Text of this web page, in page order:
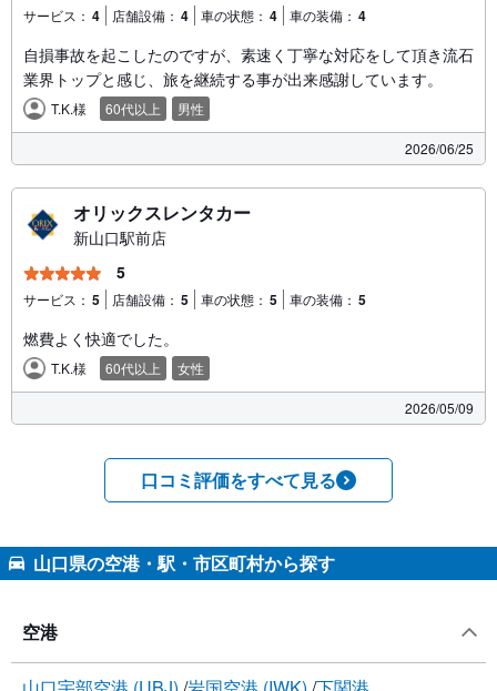
サービス： 4 店舗設備： 4 車の状態： 4 車の装備： 4
自損事故を起こしたのですが、素速く丁寧な対応をして頂き流石
業界トップと感じ、旅を継続する事が出来感謝しています。
T.K.様 60代以上 男性
2026/06/25
オリックスレンタカー
新山口駅前店
5
サービス： 5 店舗設備： 5 車の状態： 5 車の装備： 5
燃費よく快適でした。
T.K.様 60代以上 女性
2026/05/09
口コミ評価をすべて見る
山口県の空港・駅・市区町村から探す
空港